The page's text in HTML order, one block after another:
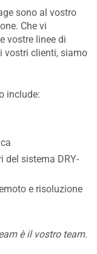
sono al vostro
Che vi
vostre linee di
vostri clienti, siamo
include:
del sistema DRY-
e risoluzione
è il vostro team.